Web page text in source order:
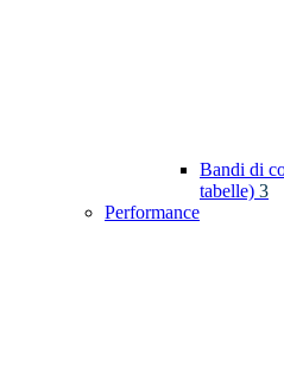
Bandi di
tabelle) 3
Performance